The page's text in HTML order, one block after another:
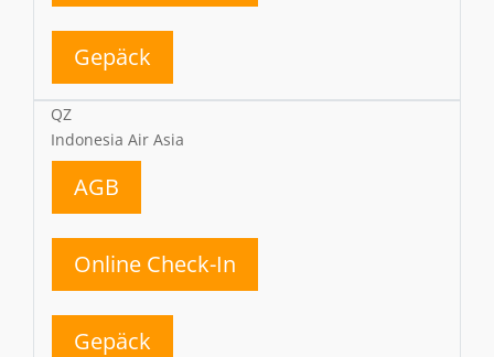
Gepäck
QZ
Indonesia Air Asia
AGB
Online Check-In
Gepäck